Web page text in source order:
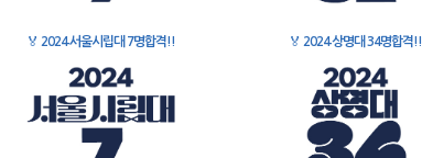
🏅 2024 서울시립대 7명합격!! 🏅 2024 상명대 34명합격!!